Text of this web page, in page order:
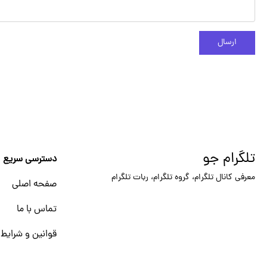
ارسال
دسترسی سریع
صفحه اصلی
تماس با ما
قوانین و شرایط
تلگرام جو
معرفی کانال تلگرام، گروه تلگرام، ربات تلگرام